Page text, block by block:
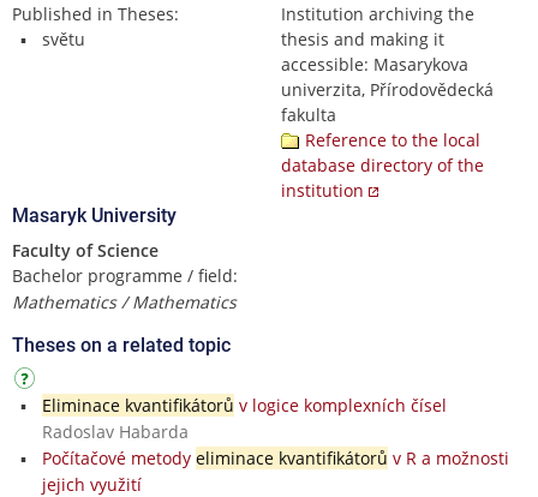
Published in Theses:
světu
Institution archiving the
thesis and making it
accessible: Masarykova
univerzita, Přírodovědecká
fakulta
Reference to the local
database directory of the
institution
Masaryk University
Faculty of Science
Bachelor programme / field:
Mathematics / Mathematics
Theses on a related topic
Eliminace kvantifikátorů v logice komplexních čísel
Radoslav Habarda
Počítačové metody eliminace kvantifikátorů v R a možnosti
jejich využití